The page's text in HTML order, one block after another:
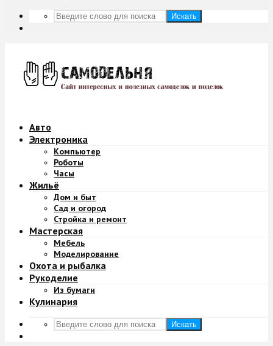
Искать
Авто
Электроника
Компьютер
Роботы
Часы
Жильё
Дом и быт
Сад и огород
Стройка и ремонт
Мастерская
Мебель
Моделирование
Охота и рыбалка
Рукоделие
Из бумаги
Кулинария
Искать